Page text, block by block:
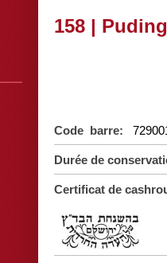
158 |
Code barre:
Durée de
Certificat de